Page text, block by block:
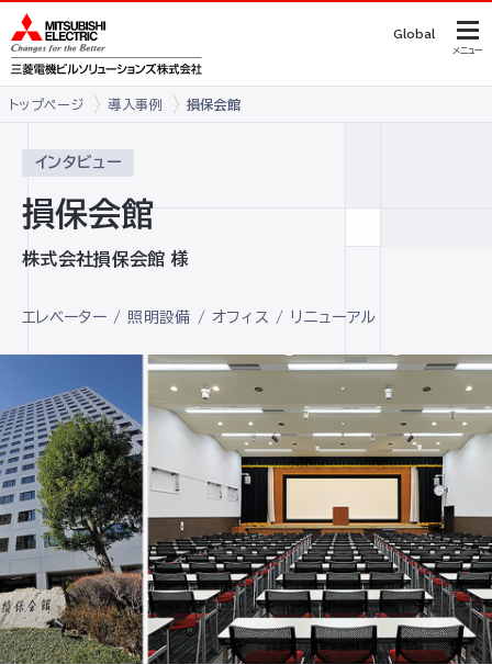
Global
メニュー
トップページ 導入事例 損保会館
インタビュー
損保会館
株式会社損保会館 様
エレベーター 照明設備 オフィス リニューアル